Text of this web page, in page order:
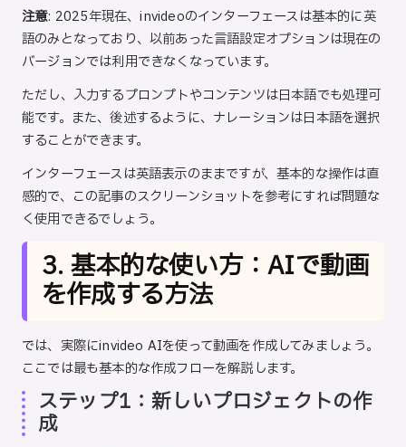
注意: 2025年現在、invideoのインターフェースは基本的に英
語のみとなっており、以前あった言語設定オプションは現在の
バージョンでは利用できなくなっています。
ただし、入力するプロンプトやコンテンツは日本語でも処理可
能です。また、後述するように、ナレーションは日本語を選択
することができます。
インターフェースは英語表示のままですが、基本的な操作は直
感的で、この記事のスクリーンショットを参考にすれば問題な
く使用できるでしょう。
3. 基本的な使い方：AIで動画
を作成する方法
では、実際にinvideo AIを使って動画を作成してみましょう。
ここでは最も基本的な作成フローを解説します。
ステップ1：新しいプロジェクトの作
成